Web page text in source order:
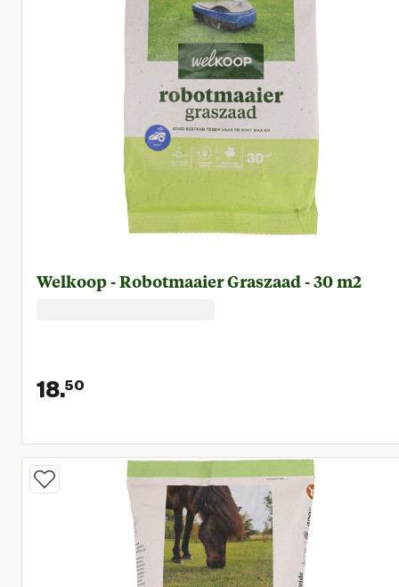
Welkoop - Robotmaaier Graszaad - 30 m2
18.50
Huidige prijs € 18,50